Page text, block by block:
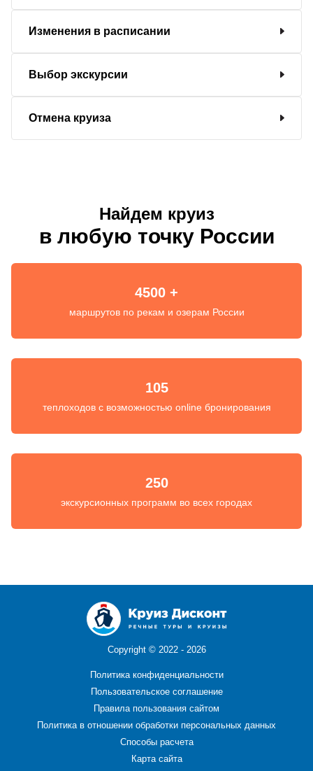
Изменения в расписании
Выбор экскурсии
Отмена круиза
Найдем круиз
в любую точку России
4500 +
маршрутов по рекам и озерам России
105
теплоходов с возможностью online бронирования
250
экскурсионных программ во всех городах
Copyright © 2022 - 2026
Политика конфиденциальности
Пользовательское соглашение
Правила пользования сайтом
Политика в отношении обработки персональных данных
Способы расчета
Карта сайта